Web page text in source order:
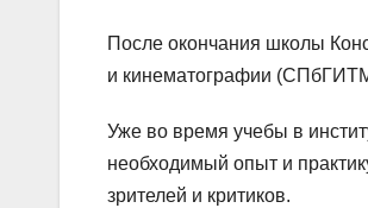
После окончания школы
и кинематографии
Уже во время учебы в
необходимый опыт и
зрителей и критиков.